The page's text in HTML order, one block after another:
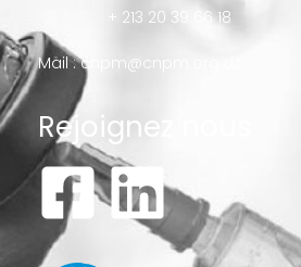
+ 213 20 39 66 18
Mail :cnpm@cnpm.org.dz
Rejoignez nous